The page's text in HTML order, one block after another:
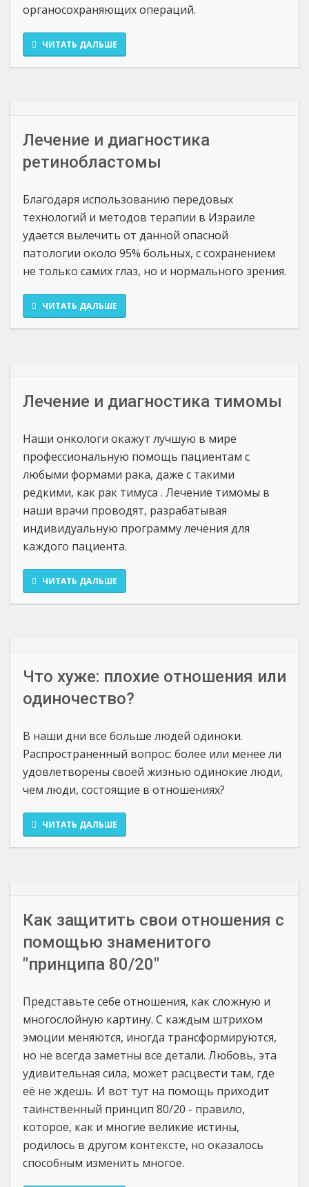
органосохраняющих операций.
ЧИТАТЬ ДАЛЬШЕ
Лечение и диагностика
ретинобластомы
Благодаря использованию передовых
технологий и методов терапии в Израиле
удается вылечить от данной опасной
патологии около 95% больных, с сохранением
не только самих глаз, но и нормального зрения.
ЧИТАТЬ ДАЛЬШЕ
Лечение и диагностика тимомы
Наши онкологи окажут лучшую в мире
профессиональную помощь пациентам с
любыми формами рака, даже с такими
редкими, как рак тимуса . Лечение тимомы в
наши врачи проводят, разрабатывая
индивидуальную программу лечения для
каждого пациента.
ЧИТАТЬ ДАЛЬШЕ
Что хуже: плохие отношения или
одиночество?
В наши дни все больше людей одиноки.
Распространенный вопрос: более или менее ли
удовлетворены своей жизнью одинокие люди,
чем люди, состоящие в отношениях?
ЧИТАТЬ ДАЛЬШЕ
Как защитить свои отношения с
помощью знаменитого
"принципа 80/20"
Представьте себе отношения, как сложную и
многослойную картину. С каждым штрихом
эмоции меняются, иногда трансформируются,
но не всегда заметны все детали. Любовь, эта
удивительная сила, может расцвести там, где
её не ждешь. И вот тут на помощь приходит
таинственный принцип 80/20 - правило,
которое, как и многие великие истины,
родилось в другом контексте, но оказалось
способным изменить многое.